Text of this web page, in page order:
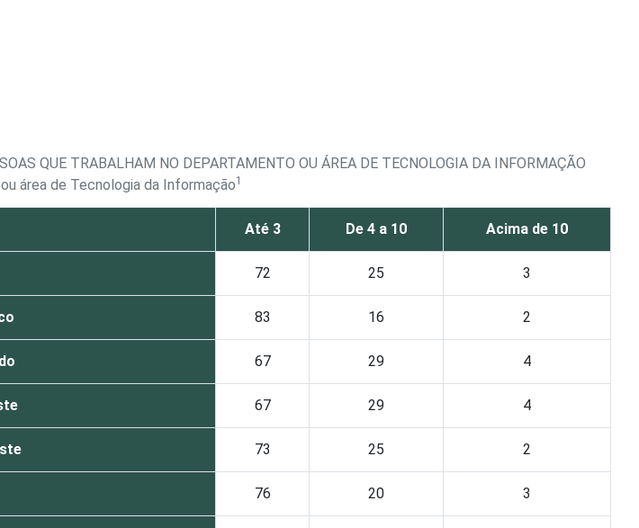
QUE TRABALHAM NO DEPARTAMENTO OU ÁREA DE TECNOLOGIA DA INFORMAÇÃO
área de Tecnologia da Informação1
Até 3 De 4 a 10 Acima de 10
72 25 3
83 16 2
67 29 4
67 29 4
73 25 2
76 20 3